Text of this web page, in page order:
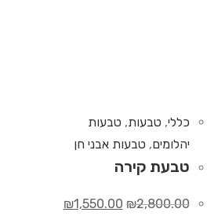
כללי, טבעות, טבעות
יהלומים, טבעות אבני חן
טבעת קירה
₪2,800.00
₪1,550.00